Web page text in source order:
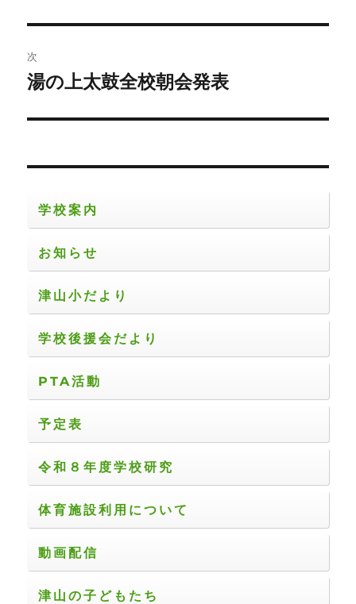
ビ
ゲ
ー
ン
投
稿:
次
次
投
湯の上太鼓全校朝会発表
学校案内
お知らせ
津山小だより
学校後援会だより
PTA活動
予定表
令和８年度学校研究
体育施設利用について
動画配信
津山の子どもたち